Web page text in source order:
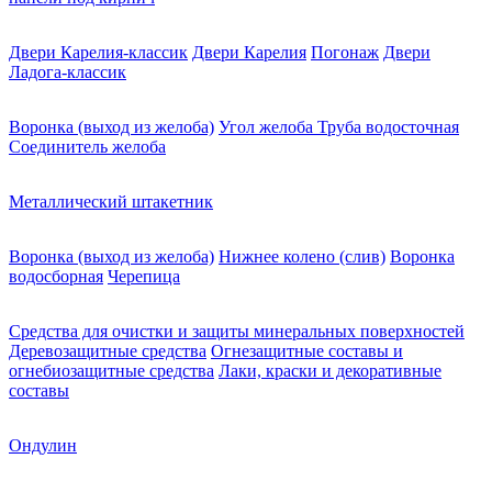
Двери Карелия-классик Двери Карелия Погонаж Двери
Ладога-классик
Воронка (выход из желоба) Угол желоба Труба водосточная
Соединитель желоба
Металлический штакетник
Воронка (выход из желоба) Нижнее колено (слив) Воронка
водосборная Черепица
Средства для очистки и защиты минеральных поверхностей
Деревозащитные средства Огнезащитные составы и
огнебиозащитные средства Лаки, краски и декоративные
составы
Ондулин